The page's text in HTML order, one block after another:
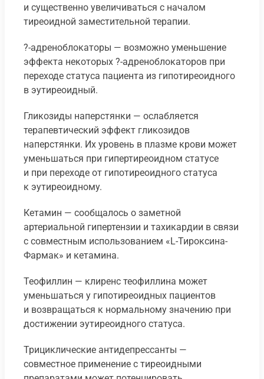
и существенно увеличиваться с началом
тиреоидной заместительной терапии.
?-адреноблокаторы — возможно уменьшение
эффекта некоторых ?-адреноблокаторов при
переходе статуса пациента из гипотиреоидного
в эутиреоидный.
Гликозиды наперстянки — ослабляется
терапевтический эффект гликозидов
наперстянки. Их уровень в плазме крови может
уменьшаться при гипертиреоидном статусе
и при переходе от гипотиреоидного статуса
к эутиреоидному.
Кетамин — сообщалось о заметной
артериальной гипертензии и тахикардии в связи
с совместным использованием «L-Тироксина-
Фармак» и кетамина.
Теофиллин — клиренс теофиллина может
уменьшаться у гипотиреоидных пациентов
и возвращаться к нормальному значению при
достижении эутиреоидного статуса.
Трициклические антидепрессанты —
совместное применение с тиреоидными